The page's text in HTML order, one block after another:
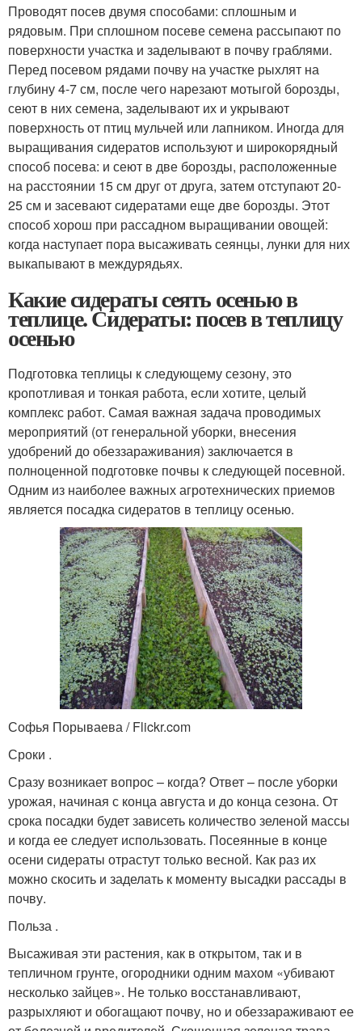
Проводят посев двумя способами: сплошным и
рядовым. При сплошном посеве семена рассыпают по
поверхности участка и заделывают в почву граблями.
Перед посевом рядами почву на участке рыхлят на
глубину 4-7 см, после чего нарезают мотыгой борозды,
сеют в них семена, заделывают их и укрывают
поверхность от птиц мульчей или лапником. Иногда для
выращивания сидератов используют и широкорядный
способ посева: и сеют в две борозды, расположенные
на расстоянии 15 см друг от друга, затем отступают 20-
25 см и засевают сидератами еще две борозды. Этот
способ хорош при рассадном выращивании овощей:
когда наступает пора высаживать сеянцы, лунки для них
выкапывают в междурядьях.
Какие сидераты сеять осенью в
теплице. Сидераты: посев в теплицу
осенью
Подготовка теплицы к следующему сезону, это
кропотливая и тонкая работа, если хотите, целый
комплекс работ. Самая важная задача проводимых
мероприятий (от генеральной уборки, внесения
удобрений до обеззараживания) заключается в
полноценной подготовке почвы к следующей посевной.
Одним из наиболее важных агротехнических приемов
является посадка сидератов в теплицу осенью.
Софья Порываева / Flickr.com
Сроки .
Сразу возникает вопрос – когда? Ответ – после уборки
урожая, начиная с конца августа и до конца сезона. От
срока посадки будет зависеть количество зеленой массы
и когда ее следует использовать. Посеянные в конце
осени сидераты отрастут только весной. Как раз их
можно скосить и заделать к моменту высадки рассады в
почву.
Польза .
Высаживая эти растения, как в открытом, так и в
тепличном грунте, огородники одним махом «убивают
несколько зайцев». Не только восстанавливают,
разрыхляют и обогащают почву, но и обеззараживают ее